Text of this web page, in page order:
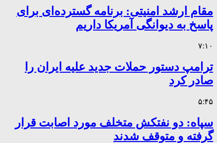
مقام ارشد امنیتی: برنامه گسترده‌ای برای
پاسخ به دیوانگی آمریکا داریم
۷:۱۰
ترامپ دستور حملات جدید علیه ایران را
صادر کرد
۵:۴۵
سپاه: دو نفتکش متخلف مورد اصابت قرار
گرفته و متوقف شدند